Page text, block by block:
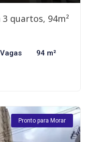
quartos, 94m²
94 m²
Pronto para Morar